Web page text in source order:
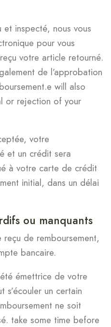
inspecté, nous vous
pour vous
votre article retourné.
de l’approbation
will also
or rejection of your
votre
et un crédit sera
à votre carte de crédit
initial, dans un délai
ou manquants
reçu de remboursement,
bancaire.
émettrice de votre
un certain
ne soit
take some time before